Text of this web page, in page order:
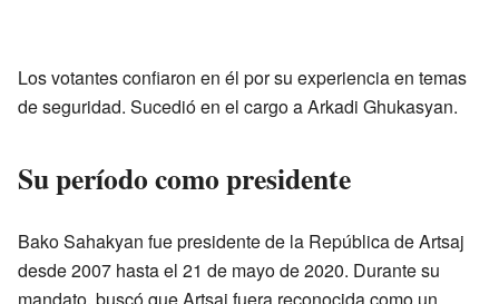
Los votantes confiaron en él por su experiencia en temas
de seguridad. Sucedió en el cargo a Arkadi Ghukasyan.
Su período como presidente
Bako Sahakyan fue presidente de la República de Artsaj
desde 2007 hasta el 21 de mayo de 2020. Durante su